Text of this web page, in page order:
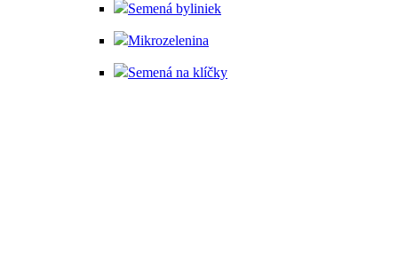
Semená byliniek
Mikrozelenina
Semená na klíčky